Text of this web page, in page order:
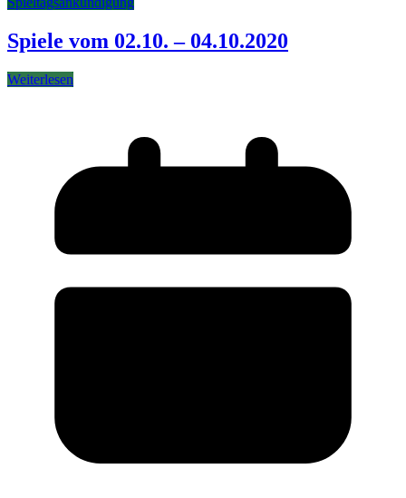
Spiele vom 02.10. – 04.10.2020
Weiterlesen